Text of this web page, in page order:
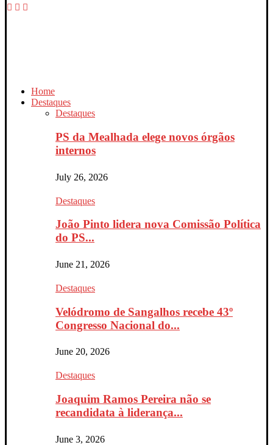
Home
Destaques
Destaques
PS da Mealhada elege novos órgãos
internos
July 26, 2026
Destaques
João Pinto lidera nova Comissão Política
do PS...
June 21, 2026
Destaques
Velódromo de Sangalhos recebe 43º
Congresso Nacional do...
June 20, 2026
Destaques
Joaquim Ramos Pereira não se
recandidata à liderança...
June 3, 2026